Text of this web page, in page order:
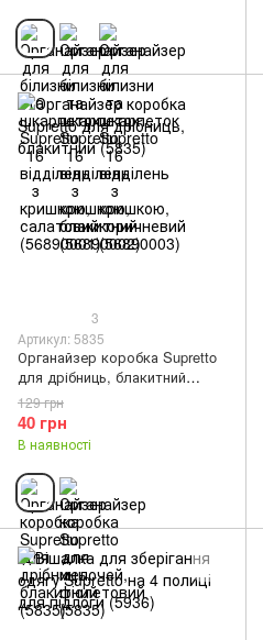
3
Артикул: 5835
Органайзер коробка Supretto
для дрібниць, блакитний
(5835)
40 грн
129 грн
В наявності